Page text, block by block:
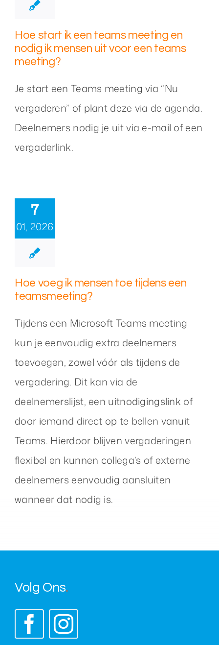
Hoe start ik een teams meeting en
nodig ik mensen uit voor een teams
meeting?
Je start een Teams meeting via “Nu
vergaderen” of plant deze via de agenda.
Deelnemers nodig je uit via e-mail of een
vergaderlink.
7
01, 2026
Hoe voeg ik mensen toe tijdens een
teamsmeeting?
Tijdens een Microsoft Teams meeting
kun je eenvoudig extra deelnemers
toevoegen, zowel vóór als tijdens de
vergadering. Dit kan via de
deelnemerslijst, een uitnodigingslink of
door iemand direct op te bellen vanuit
Teams. Hierdoor blijven vergaderingen
flexibel en kunnen collega’s of externe
deelnemers eenvoudig aansluiten
wanneer dat nodig is.
Volg Ons.